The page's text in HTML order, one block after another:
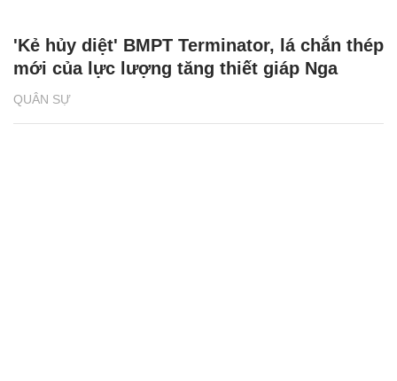
QUÂN SỰ
'Kẻ hủy diệt' BMPT Terminator, lá chắn thép
mới của lực lượng tăng thiết giáp Nga